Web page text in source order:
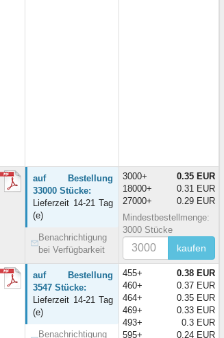
auf Bestellung
33000 Stücke:
Lieferzeit 14-21 Tag
(e)
Benachrichtigung
bei Verfügbarkeit
3000+
0.35 EUR
18000+
0.31 EUR
27000+
0.29 EUR
Mindestbestellmenge:
3000 Stücke
kaufen
auf Bestellung
3547 Stücke:
Lieferzeit 14-21 Tag
(e)
Benachrichtigung
455+
0.38 EUR
460+
0.37 EUR
464+
0.35 EUR
469+
0.33 EUR
493+
0.3 EUR
595+
0.24 EUR